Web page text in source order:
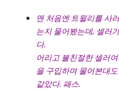
맨 처음엔 트윌리를 사
는지 물어봤는데, 셀러
다.
어리고 불친절한 셀러
을 구입하며 물어본대
같았다. 패스.